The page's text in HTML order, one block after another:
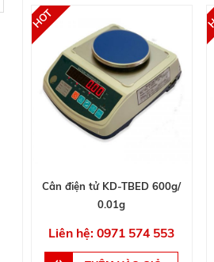
Cân điện tử KD-TBED 600g/
0.01g
Liên hệ: 0971 574 553